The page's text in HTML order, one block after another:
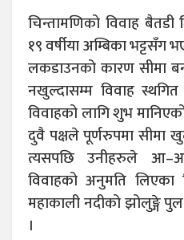
चिन्तामणिको विवाह
१९ वर्षीया अम्बिका
लकडाउनको कारण सीमा
नखुल्दासम्म विवाह
विवाहको लागि शुभ
दुवै पक्षले पूर्णरुपमा सीमा
त्यसपछि उनीहरुले
विवाहको अनुमति लिएका
महाकाली नदीको झोलुङ्गे
।